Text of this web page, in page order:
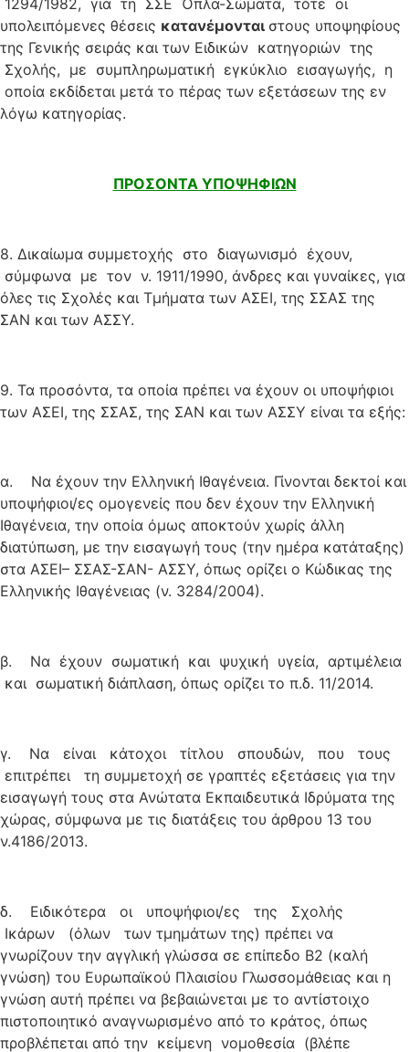
1294/1982, για τη ΣΣΕ Όπλα-Σώματα, τότε οι
υπολειπόμενες θέσεις κατανέμονται στους υποψηφίους
της Γενικής σειράς και των Ειδικών κατηγοριών της
Σχολής, με συμπληρωματική εγκύκλιο εισαγωγής, η
οποία εκδίδεται μετά το πέρας των εξετάσεων της εν
λόγω κατηγορίας.
ΠΡΟΣΟΝΤΑ ΥΠΟΨΗΦΙΩΝ
8. Δικαίωμα συμμετοχής στο διαγωνισμό έχουν,
σύμφωνα με τον ν. 1911/1990, άνδρες και γυναίκες, για
όλες τις Σχολές και Τμήματα των ΑΣΕΙ, της ΣΣΑΣ της
ΣΑΝ και των ΑΣΣΥ.
9. Τα προσόντα, τα οποία πρέπει να έχουν οι υποψήφιοι
των ΑΣΕΙ, της ΣΣΑΣ, της ΣΑΝ και των ΑΣΣΥ είναι τα εξής:
α. Να έχουν την Ελληνική Ιθαγένεια. Γίνονται δεκτοί και
υποψήφιοι/ες ομογενείς που δεν έχουν την Ελληνική
Ιθαγένεια, την οποία όμως αποκτούν χωρίς άλλη
διατύπωση, με την εισαγωγή τους (την ημέρα κατάταξης)
στα ΑΣΕΙ– ΣΣΑΣ-ΣΑΝ- ΑΣΣΥ, όπως ορίζει ο Κώδικας της
Ελληνικής Ιθαγένειας (ν. 3284/2004).
β. Να έχουν σωματική και ψυχική υγεία, αρτιμέλεια
και σωματική διάπλαση, όπως ορίζει το π.δ. 11/2014.
γ. Να είναι κάτοχοι τίτλου σπουδών, που τους
επιτρέπει τη συμμετοχή σε γραπτές εξετάσεις για την
εισαγωγή τους στα Ανώτατα Εκπαιδευτικά Ιδρύματα της
χώρας, σύμφωνα με τις διατάξεις του άρθρου 13 του
ν.4186/2013.
δ. Ειδικότερα οι υποψήφιοι/ες της Σχολής
Ικάρων (όλων των τμημάτων της) πρέπει να
γνωρίζουν την αγγλική γλώσσα σε επίπεδο Β2 (καλή
γνώση) του Ευρωπαϊκού Πλαισίου Γλωσσομάθειας και η
γνώση αυτή πρέπει να βεβαιώνεται με το αντίστοιχο
πιστοποιητικό αναγνωρισμένο από το κράτος, όπως
προβλέπεται από την κείμενη νομοθεσία (βλέπε